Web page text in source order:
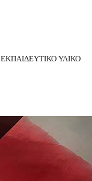
ΕΚΠΑΙΔΕΥΤΙΚΟ ΥΛΙΚΟ